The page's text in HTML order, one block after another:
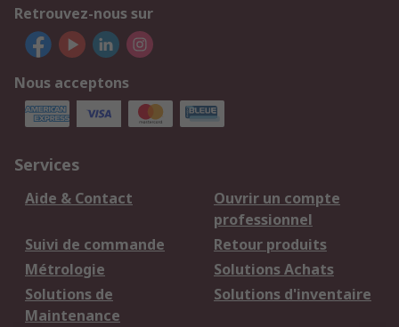
Retrouvez-nous sur
Nous acceptons
Services
Aide & Contact
Ouvrir un compte
professionnel
Suivi de commande
Retour produits
Métrologie
Solutions Achats
Solutions de
Maintenance
Solutions d'inventaire